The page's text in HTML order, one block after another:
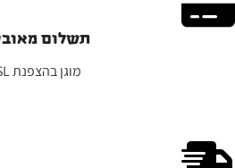
תשלום
מוגן בהצפנת SSL